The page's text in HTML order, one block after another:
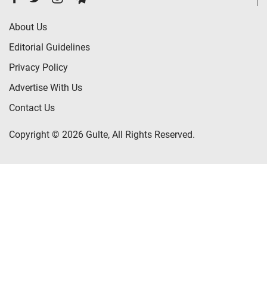
About Us
Editorial Guidelines
Privacy Policy
Advertise With Us
Contact Us
Copyright © 2026 Gulte, All Rights Reserved.